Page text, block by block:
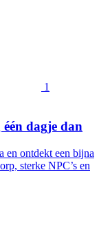
1
dagje dan
en ontdekt een bijna
sterke NPC’s en